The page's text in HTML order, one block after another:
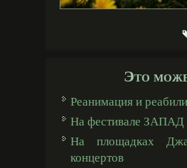
Это
Реанимация и
На фестивале ЗАПАД
На площадках
концертов